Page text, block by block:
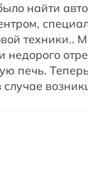
найти
техники..
недорого
печь.
случае